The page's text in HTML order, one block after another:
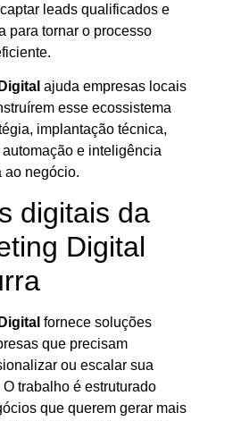
leads qualificados e
para tornar o processo
ajuda empresas locais
esse ecossistema
implantação técnica,
e inteligência
ao negócio.
digitais da
Digital
fornece soluções
que precisam
ou escalar sua
trabalho é estruturado
que querem gerar mais